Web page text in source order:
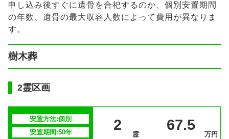
申し込み後すぐに遺骨を合祀するのか、個別安置期間
の年数、遺骨の最大収容人数によって費用が異なりま
す。
樹木葬
2霊区画
安置方法:個別
安置期間:50年
2
霊
67.5
万円